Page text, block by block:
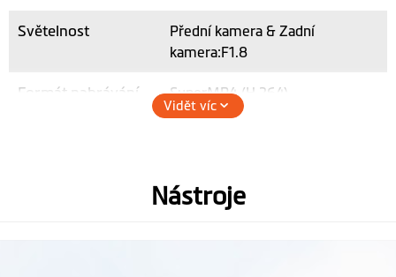
Světelnost
Přední kamera & Zadní
kamera:F1.8
Formát nahrávání SuperMP4 (H.264)
Vidět víc
Nástroje